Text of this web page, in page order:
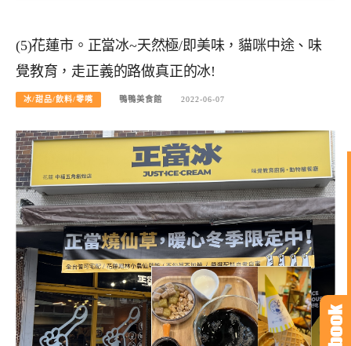
(5)花蓮市。正當冰~天然極/即美味，貓咪中途、味
覺教育，走正義的路做真正的冰!
冰/甜品/飲料/零嘴 鴨鴨美食館 2022-06-07